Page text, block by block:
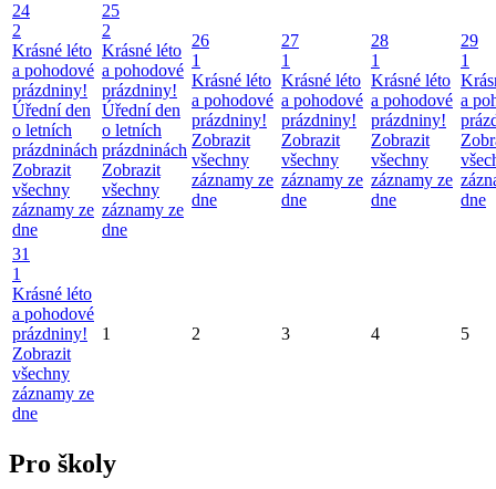
24
2
Krásné léto
a pohodové
prázdniny!
Úřední den
o letních
prázdninách
Zobrazit
všechny
záznamy ze
dne
25
2
Krásné léto
a pohodové
prázdniny!
Úřední den
o letních
prázdninách
Zobrazit
všechny
záznamy ze
dne
26
1
Krásné léto
a pohodové
prázdniny!
Zobrazit
všechny
záznamy ze
dne
27
1
Krásné léto
a pohodové
prázdniny!
Zobrazit
všechny
záznamy ze
dne
28
1
Krásné léto
a pohodové
prázdniny!
Zobrazit
všechny
záznamy ze
dne
29
1
a
dne
31
1
Krásné léto
a pohodové
prázdniny!
Zobrazit
všechny
záznamy ze
dne
1 2 3 4 5
Pro školy